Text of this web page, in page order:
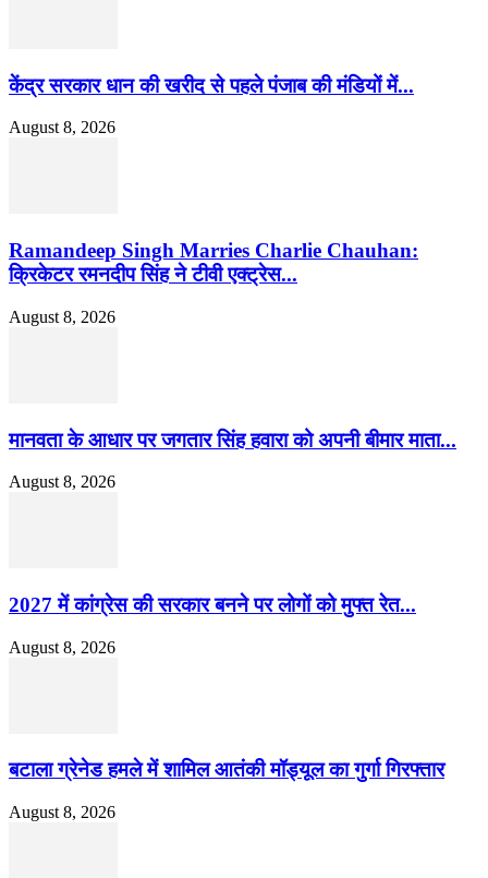
केंद्र सरकार धान की खरीद से पहले पंजाब की मंडियों में...
August 8, 2026
Ramandeep Singh Marries Charlie Chauhan:
क्रिकेटर रमनदीप सिंह ने टीवी एक्ट्रेस...
August 8, 2026
मानवता के आधार पर जगतार सिंह हवारा को अपनी बीमार माता...
August 8, 2026
2027 में कांग्रेस की सरकार बनने पर लोगों को मुफ्त रेत...
August 8, 2026
बटाला ग्रेनेड हमले में शामिल आतंकी मॉड्यूल का गुर्गा गिरफ्तार
August 8, 2026